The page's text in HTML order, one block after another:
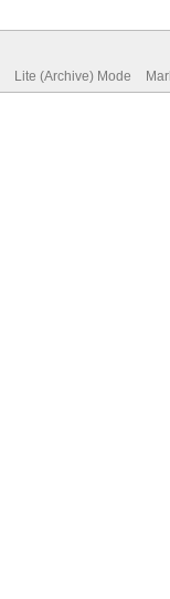
Lite (Archive) Mode